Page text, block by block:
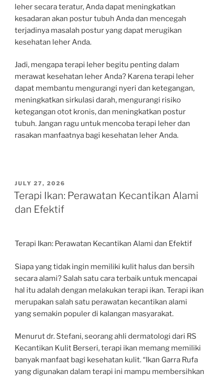
leher secara teratur, Anda dapat meningkatkan
kesadaran akan postur tubuh Anda dan mencegah
terjadinya masalah postur yang dapat merugikan
kesehatan leher Anda.
Jadi, mengapa terapi leher begitu penting dalam
merawat kesehatan leher Anda? Karena terapi leher
dapat membantu mengurangi nyeri dan ketegangan,
meningkatkan sirkulasi darah, mengurangi risiko
ketegangan otot kronis, dan meningkatkan postur
tubuh. Jangan ragu untuk mencoba terapi leher dan
rasakan manfaatnya bagi kesehatan leher Anda.
POSTED
ON
JULY 27, 2026
Terapi Ikan: Perawatan Kecantikan Alami
dan Efektif
Terapi Ikan: Perawatan Kecantikan Alami dan Efektif
Siapa yang tidak ingin memiliki kulit halus dan bersih
secara alami? Salah satu cara terbaik untuk mencapai
hal itu adalah dengan melakukan terapi ikan. Terapi ikan
merupakan salah satu perawatan kecantikan alami
yang semakin populer di kalangan masyarakat.
Menurut dr. Stefani, seorang ahli dermatologi dari RS
Kecantikan Kulit Berseri, terapi ikan memang memiliki
banyak manfaat bagi kesehatan kulit. “Ikan Garra Rufa
yang digunakan dalam terapi ini mampu membersihkan